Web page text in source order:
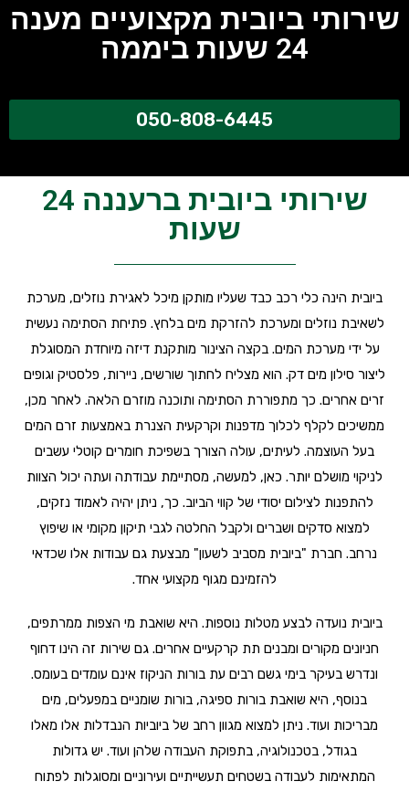
שירותי ביובית מקצועיים מענה
24 שעות ביממה
050-808-6445
שירותי ביובית ברעננה 24
שעות
ביובית הינה כלי רכב כבד שעליו מותקן מיכל לאגירת נוזלים, מערכת
לשאיבת נוזלים ומערכת להזרקת מים בלחץ. פתיחת הסתימה נעשית
על ידי מערכת המים. בקצה הצינור מותקנת דיזה מיוחדת המסוגלת
ליצור סילון מים דק. הוא מצליח לחתוך שורשים, ניירות, פלסטיק וגופים
זרים אחרים. כך מתפוררת הסתימה ותוכנה מוזרם הלאה. לאחר מכן,
ממשיכים לקלף לכלוך מדפנות וקרקעית הצנרת באמצעות זרם המים
בעל העוצמה. לעיתים, עולה הצורך בשפיכת חומרים קוטלי עשבים
לניקוי מושלם יותר. כאן, למעשה, מסתיימת עבודתה ועתה יכול הצוות
להתפנות לצילום יסודי של קווי הביוב. כך, ניתן יהיה לאמוד נזקים,
למצוא סדקים ושברים ולקבל החלטה לגבי תיקון מקומי או שיפוץ
נרחב. חברת "ביובית מסביב לשעון" מבצעת גם עבודות אלו שכדאי
להזמינם מגוף מקצועי אחד.
ביובית נועדה לבצע מטלות נוספות. היא שואבת מי הצפות ממרתפים,
חניונים מקורים ומבנים תת קרקעיים אחרים. גם שירות זה הינו דחוף
ונדרש בעיקר בימי גשם רבים עת בורות הניקוז אינם עומדים בעומס.
בנוסף, היא שואבת בורות ספיגה, בורות שומניים במפעלים, מים
מבריכות ועוד. ניתן למצוא מגוון רחב של ביוביות הנבדלות אלו מאלו
בגודל, בטכנולוגיה, בתפוקת העבודה שלהן ועוד. יש גדולות
המתאימות לעבודה בשטחים תעשייתיים ועירוניים ומסוגלות לפתוח